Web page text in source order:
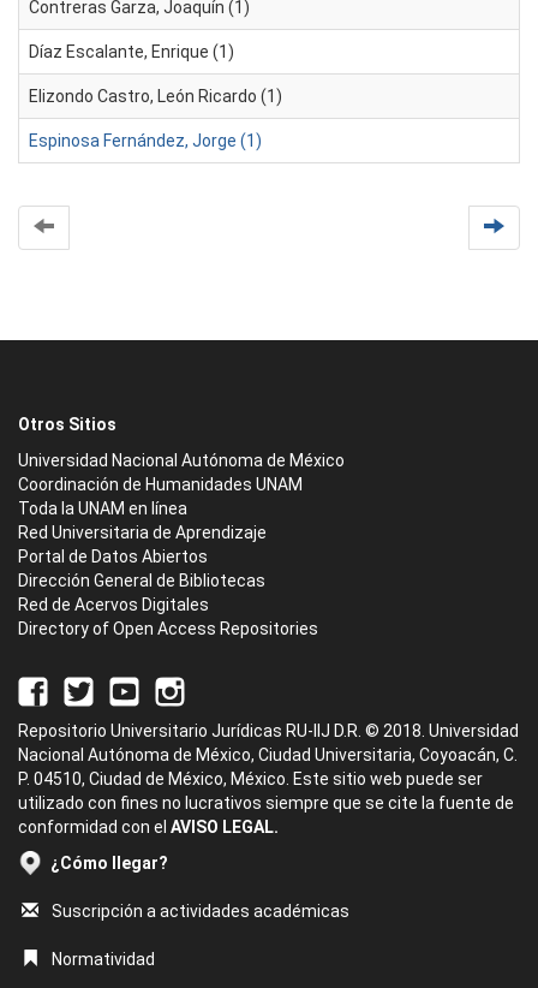
Contreras Garza, Joaquín (1)
Díaz Escalante, Enrique (1)
Elizondo Castro, León Ricardo (1)
Espinosa Fernández, Jorge (1)
Otros Sitios
Universidad Nacional Autónoma de México
Coordinación de Humanidades UNAM
Toda la UNAM en línea
Red Universitaria de Aprendizaje
Portal de Datos Abiertos
Dirección General de Bibliotecas
Red de Acervos Digitales
Directory of Open Access Repositories
Repositorio Universitario Jurídicas RU-IIJ D.R. © 2018. Universidad
Nacional Autónoma de México, Ciudad Universitaria, Coyoacán, C.
P. 04510, Ciudad de México, México. Este sitio web puede ser
utilizado con fines no lucrativos siempre que se cite la fuente de
conformidad con el AVISO LEGAL.
¿Cómo llegar?
Suscripción a actividades académicas
Normatividad